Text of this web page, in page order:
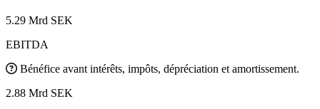
5.29 Mrd SEK
EBITDA
Bénéfice avant intérêts, impôts, dépréciation et amortissement.
2.88 Mrd SEK